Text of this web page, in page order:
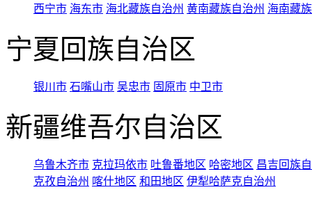
西宁市 海东市 海北藏族自治州 黄南藏族自治州 海南藏
宁夏回族自治区
银川市 石嘴山市 吴忠市 固原市 中卫市
新疆维吾尔自治区
乌鲁木齐市 克拉玛依市 吐鲁番地区 哈密地区 昌吉回族
克孜自治州 喀什地区 和田地区 伊犁哈萨克自治州